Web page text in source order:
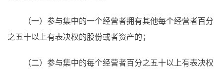
（一）参与集中的一个经营者拥有其他每个经营者百分
之五十以上有表决权的股份或者资产的；
（二）参与集中的每个经营者百分之五十以上有表决权